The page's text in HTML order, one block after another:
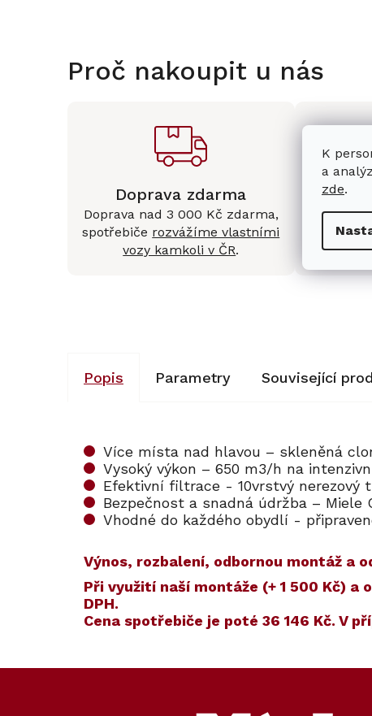
K
a
zde.
Proč nakoupit u nás
Doprava zdarma
Doprava nad 3 000 Kč zdarma,
spotřebiče rozvážíme vlastními
vozy kamkoli v ČR.
Máme
Králové
Popis Parametry Související
Více místa nad hlavou – skleněná
Vysoký výkon – 650 m3/h na
Efektivní filtrace - 10vrstvý nerezový
Bezpečnost a snadná údržba – Miele
Vhodné do každého obydlí -
Výnos, rozbalení, odbornou montáž a
​​Při využití naší montáže (+ 1 500 Kč) a
DPH.
Cena spotřebiče je poté 36 146 Kč. V